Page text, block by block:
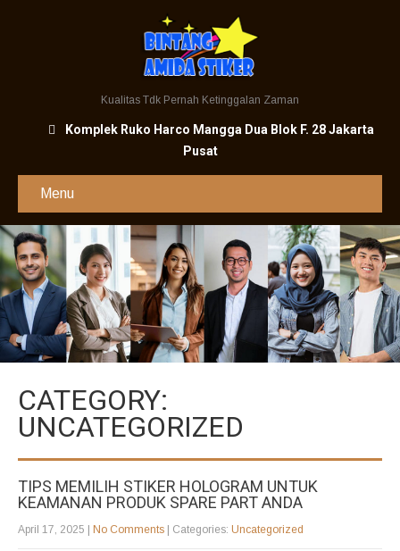
Kualitas Tdk Pernah Ketinggalan Zaman
Komplek Ruko Harco Mangga Dua Blok F. 28 Jakarta
Pusat
Menu
CATEGORY:
UNCATEGORIZED
TIPS MEMILIH STIKER HOLOGRAM UNTUK
KEAMANAN PRODUK SPARE PART ANDA
April 17, 2025 | No Comments | Categories: Uncategorized